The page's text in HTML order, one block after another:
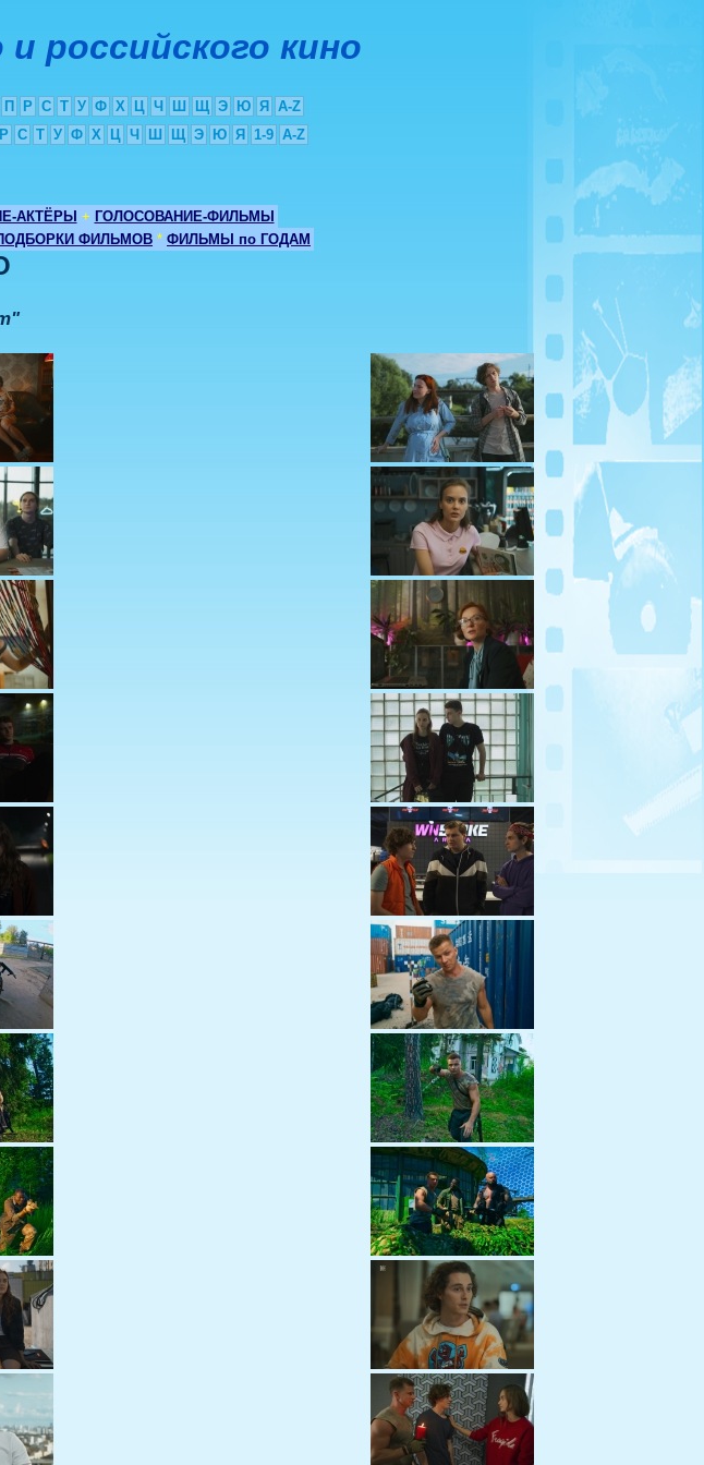
российского кино
П Р С Т У Ф Х Ц Ч Ш Щ Э Ю Я
A-Z
Р С Т У Ф Х Ц Ч Ш Щ Э Ю Я 1-9 A-Z
АКТЁРЫ + ГОЛОСОВАНИЕ-ФИЛЬМЫ
ФИЛЬМОВ * ФИЛЬМЫ по ГОДАМ